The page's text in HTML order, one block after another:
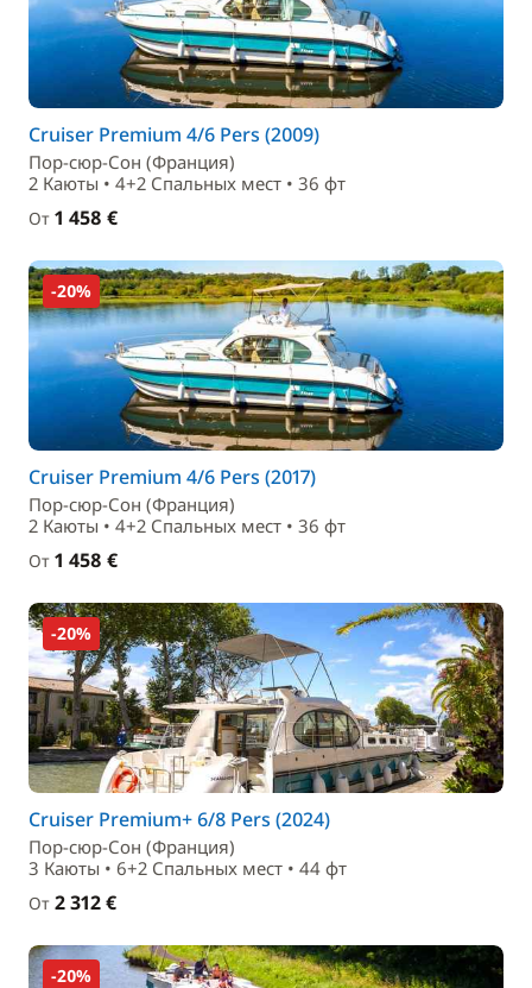
Cruiser Premium 4/6 Pers (2009)
Пор-сюр-Сон (Франция)
2 Каюты • 4+2 Спальныx мест • 36 фт
От 1 458 €
-20%
Cruiser Premium 4/6 Pers (2017)
Пор-сюр-Сон (Франция)
2 Каюты • 4+2 Спальныx мест • 36 фт
От 1 458 €
-20%
Cruiser Premium+ 6/8 Pers (2024)
Пор-сюр-Сон (Франция)
3 Каюты • 6+2 Спальныx мест • 44 фт
От 2 312 €
-20%